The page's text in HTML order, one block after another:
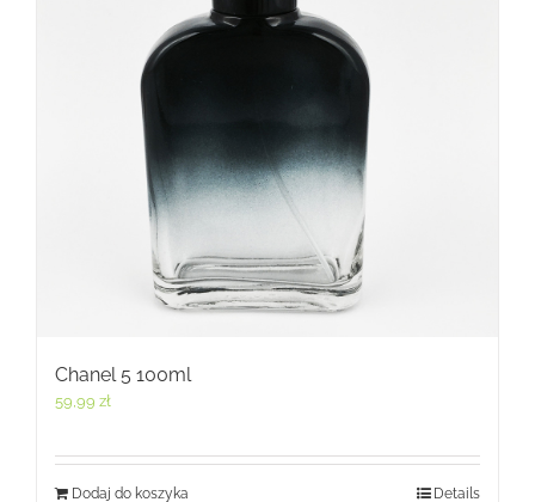
Chanel 5 100ml
59,99 zł
Dodaj do koszyka Details